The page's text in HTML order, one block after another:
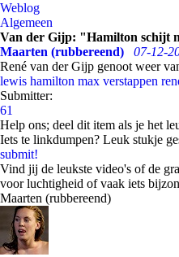
Weblog
Algemeen
Van der Gijp: "Hamilton schijt
Maarten (rubbereend)
07-12-
René van der Gijp genoot weer
lewis hamilton max verstappen
Submitter:
61
Help ons; deel dit item als je het
Iets te linkdumpen? Leuk stukje
submit!
Vind jij de leukste video's of de
voor luchtigheid of vaak iets
Maarten (rubbereend)